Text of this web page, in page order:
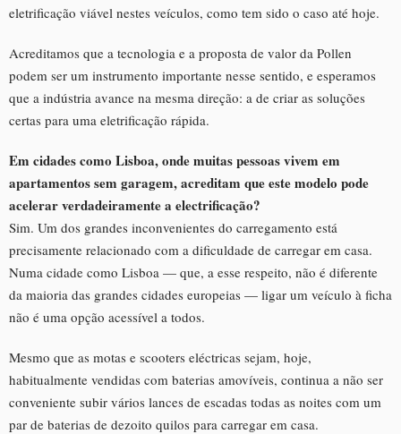
eletrificação viável nestes veículos, como tem sido o caso até hoje.
Acreditamos que a tecnologia e a proposta de valor da Pollen
podem ser um instrumento importante nesse sentido, e esperamos
que a indústria avance na mesma direção: a de criar as soluções
certas para uma eletrificação rápida.
Em cidades como Lisboa, onde muitas pessoas vivem em
apartamentos sem garagem, acreditam que este modelo pode
acelerar verdadeiramente a electrificação?
Sim. Um dos grandes inconvenientes do carregamento está
precisamente relacionado com a dificuldade de carregar em casa.
Numa cidade como Lisboa — que, a esse respeito, não é diferente
da maioria das grandes cidades europeias — ligar um veículo à ficha
não é uma opção acessível a todos.
Mesmo que as motas e scooters eléctricas sejam, hoje,
habitualmente vendidas com baterias amovíveis, continua a não ser
conveniente subir vários lances de escadas todas as noites com um
par de baterias de dezoito quilos para carregar em casa.